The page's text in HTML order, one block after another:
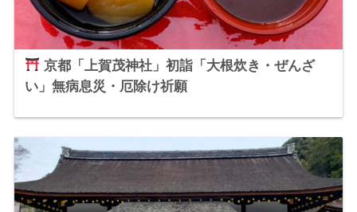
京都「上賀茂神社」初詣「大根炊き・ぜんざ
い」無病息災・厄除け祈願